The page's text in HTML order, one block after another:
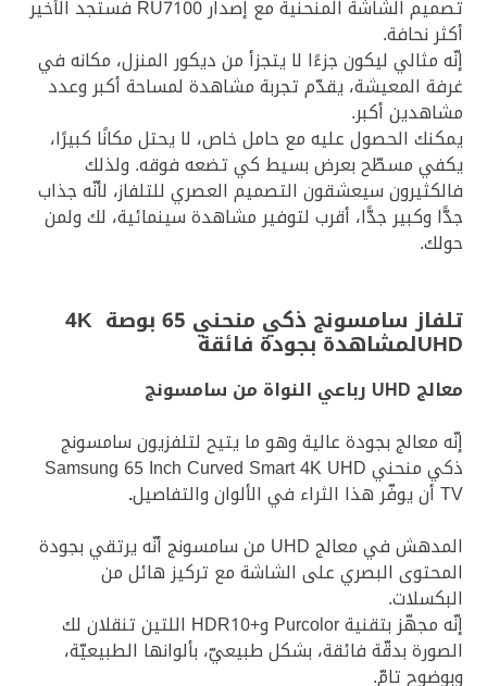
تصميم الشاشة المنحنية مع إصدار RU7100 فستجد الأخير
أكثر نحافة.
إنّه مثالي ليكون جزءًا لا يتجزأ من ديكور المنزل، مكانه في
غرفة المعيشة، يقدّم تجربة مشاهدة لمساحة أكبر وعدد
مشاهدين أكبر.
يمكنك الحصول عليه مع حامل خاص، لا يحتل مكانًا كبيرًا،
يكفي مسطّح بعرض بسيط كي تضعه فوقه. ولذلك
فالكثيرون سيعشقون التصميم العصري للتلفاز، لأنّه جذاب
جدًّا وكبير جدًّا، أقرب لتوفير مشاهدة سينمائية، لك ولمن
حولك.
تلفاز سامسونج ذكي منحني 65 بوصة 4K
UHDلمشاهدة بجودة فائقة
معالج UHD رباعي النواة من سامسونج
إنّه معالج بجودة عالية وهو ما يتيح لتلفزيون سامسونج
ذكي منحني Samsung 65 Inch Curved Smart 4K UHD
TV أن يوفّر هذا الثراء في الألوان والتفاصيل
.
المدهش في معالج UHD من سامسونج أنّه يرتقي بجودة
المحتوى البصري على الشاشة مع تركيز هائل من
البكسلات.
إنّه مجهّز بتقنية Purcolor و+HDR10 اللتين تنقلان لك
الصورة بدقّة فائقة، بشكل طبيعيّ، بألوانها الطبيعيّة،
وبوضوح تامّ.